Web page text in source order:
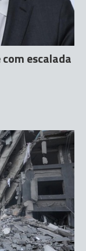
escalada